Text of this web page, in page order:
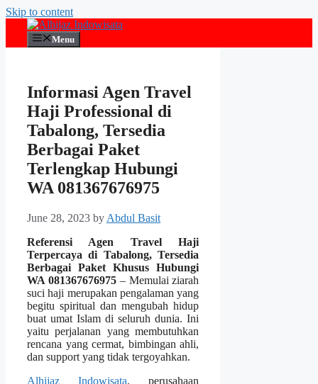
Skip to content
Menu
Informasi Agen Travel
Haji Professional di
Tabalong, Tersedia
Berbagai Paket
Terlengkap Hubungi
WA 081367676975
June 28, 2023 by Abdul Basit
Referensi Agen Travel Haji
Terpercaya di Tabalong, Tersedia
Berbagai Paket Khusus Hubungi
WA 081367676975– Memulai ziarah
suci haji merupakan pengalaman yang
begitu spiritual dan mengubah hidup
buat umat Islam di seluruh dunia. Ini
yaitu perjalanan yang membutuhkan
rencana yang cermat, bimbingan ahli,
dan support yang tidak tergoyahkan.
Alhijaz Indowisata, perusahaan